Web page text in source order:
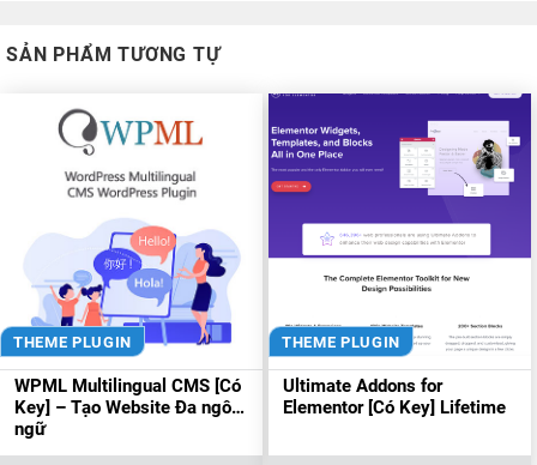
SẢN PHẨM TƯƠNG TỰ
THEME PLUGIN
WPML Multilingual CMS [Có
Key] – Tạo Website Đa ngôn
ngữ
THEME PLUGIN
Ultimate Addons for
Elementor [Có Key] Lifetime